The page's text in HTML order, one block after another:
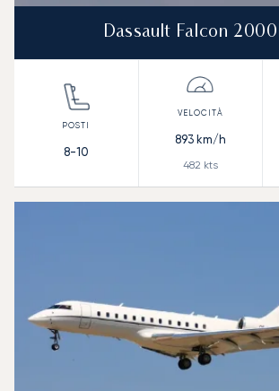
Dassault Falcon
8-10
893km/h
482 kts